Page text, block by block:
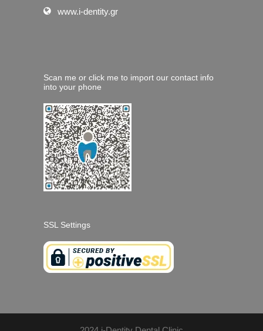
www.i-dentity.gr
Scan me or click me to import our contact info
into your phone
SSL Settings